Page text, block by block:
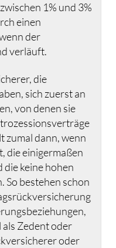
1% und 3%
einen
der
verläuft.
die
sich zuerst an
von denen sie
zumal dann, wenn
die einigermaßen
die keine hohen
So bestehen schon
als Zedent oder
oder